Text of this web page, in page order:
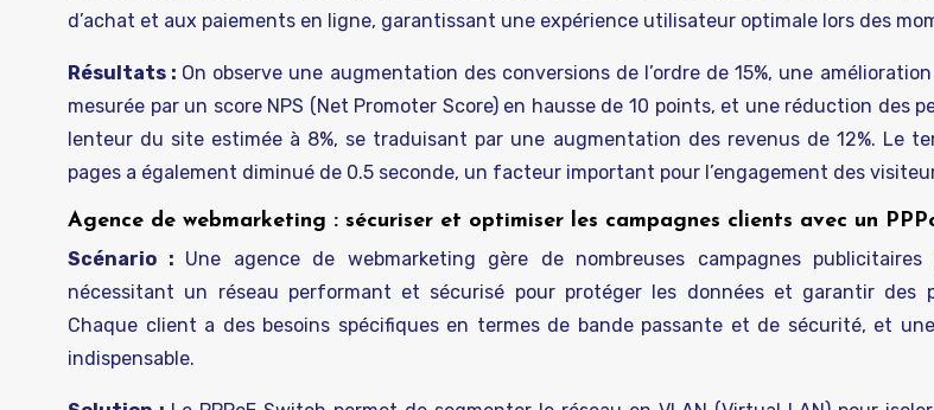
d’achat et aux paiements en ligne, garantissant une expérience utilisateur optimale lors des
Résultats : On observe une augmentation des conversions de l’ordre de 15%, une
mesurée par un score NPS (Net Promoter Score) en hausse de 10 points, et une réduction des
lenteur du site estimée à 8%, se traduisant par une augmentation des revenus de 12%. Le
pages a également diminué de 0.5 seconde, un facteur important pour l’engagement des
Agence de webmarketing : sécuriser et optimiser les campagnes clients avec un
Scénario : Une agence de webmarketing gère de nombreuses campagnes
nécessitant un réseau performant et sécurisé pour protéger les données et garantir des
Chaque client a des besoins spécifiques en termes de bande passante et de sécurité, et
indispensable.